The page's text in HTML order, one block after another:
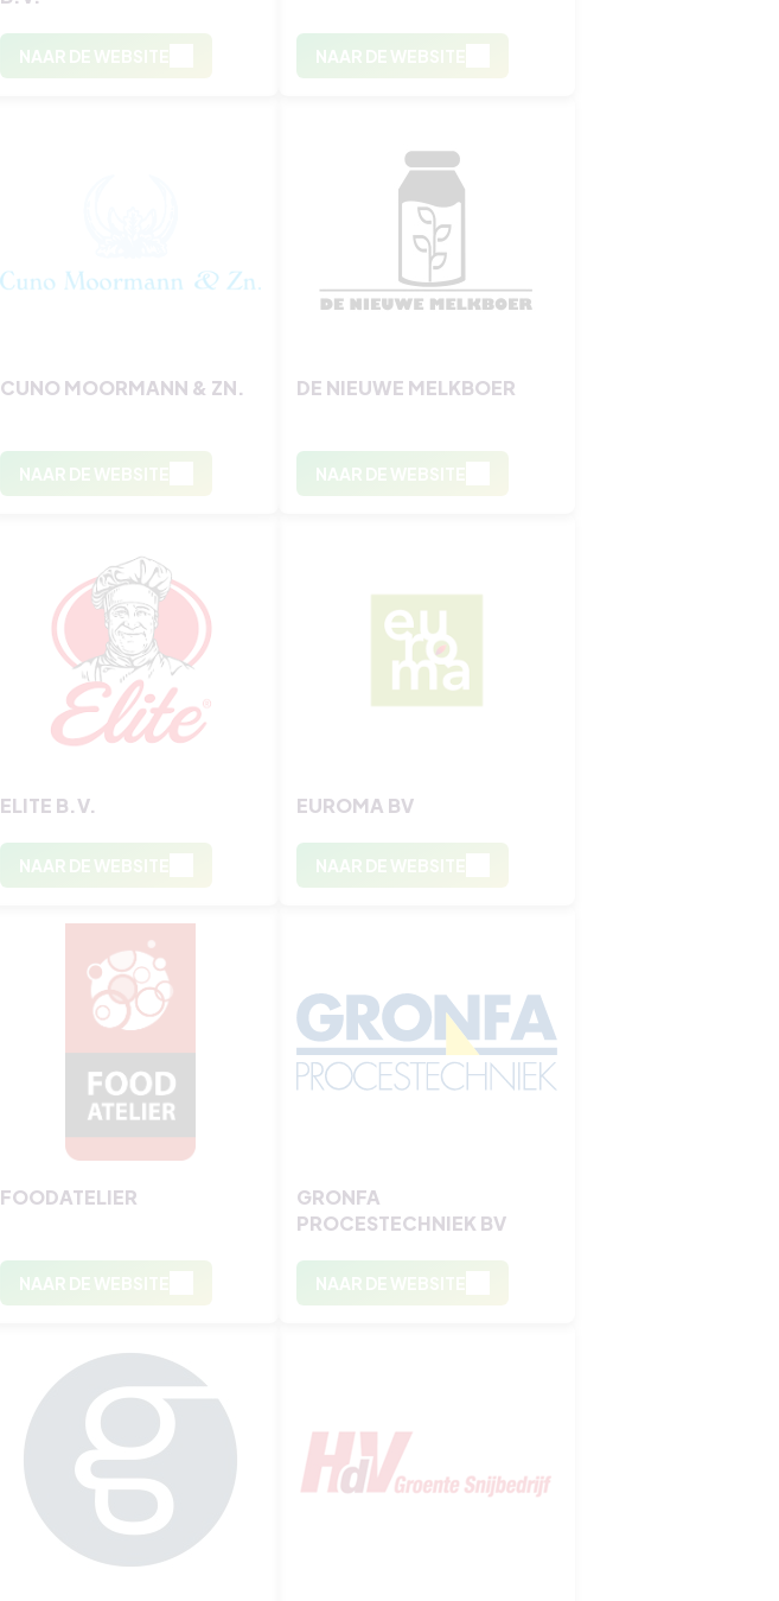
NAAR DE WEBSITE NAAR DE WEBSITE
CUNO MOORMANN & ZN.
NAAR DE WEBSITE
DE NIEUWE MELKBOER
NAAR DE WEBSITE
ELITE B.V.
NAAR DE WEBSITE
EUROMA BV
NAAR DE WEBSITE
FOODATELIER
NAAR DE WEBSITE
GRONFA
PROCESTECHNIEK BV
NAAR DE WEBSITE